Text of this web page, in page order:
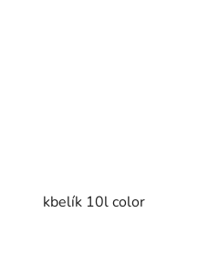
kbelík 10l color